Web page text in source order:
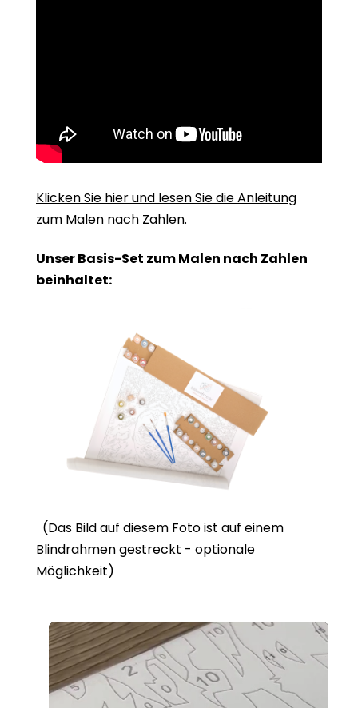
Klicken Sie hier und lesen Sie die Anleitung
zum Malen nach Zahlen.
Unser Basis-Set zum Malen nach Zahlen
beinhaltet:
(Das Bild auf diesem Foto ist auf einem
Blindrahmen gestreckt - optionale
Möglichkeit)